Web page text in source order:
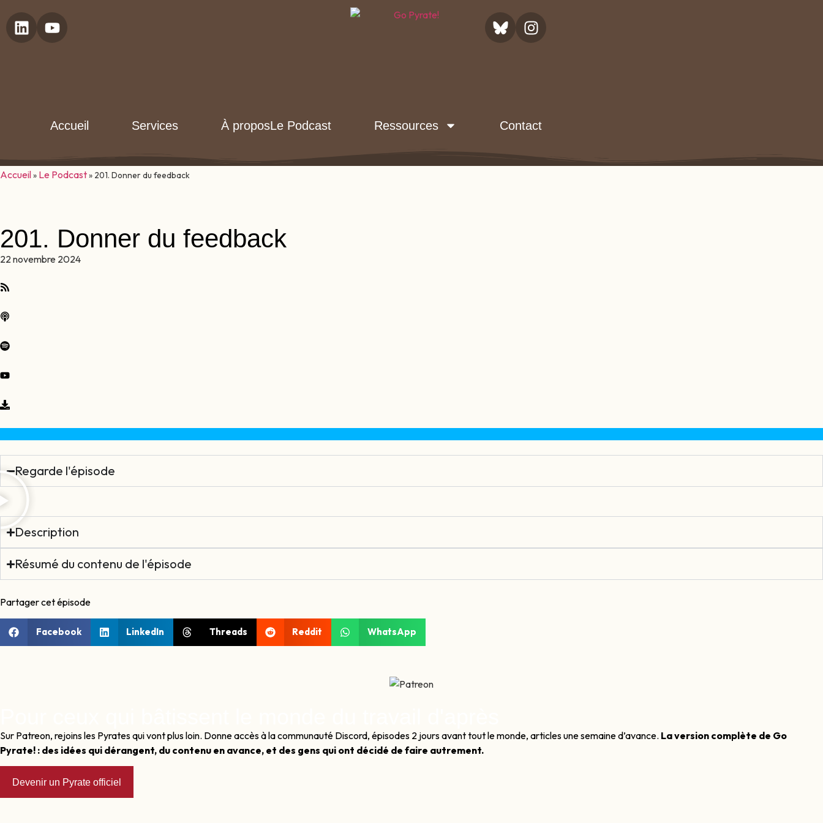
Accueil Services À proposLe Podcast Ressources Contact
Accueil» Le Podcast» 201. Donner du feedback
201. Donner du feedback
22 novembre 2024
Regarde l'épisode
Description
Résumé du contenu de l'épisode
Partager cet épisode
Facebook LinkedIn Threads Reddit WhatsApp
Sur Patreon, rejoins les Pyrates qui vont plus loin. Donne accès à la communauté Discord, épisodes 2 jours avant tout le monde, articles une semaine d’avance. La version complète de Go
Pyrate! : des idées qui dérangent, du contenu en avance, et des gens qui ont décidé de faire autrement.
Devenir un Pyrate officiel